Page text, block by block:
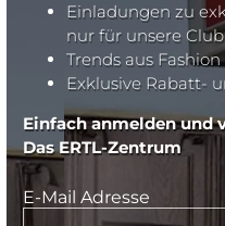
Einladungen zu
nur für unsere
Trends aus
Exklusive Rabatt-
Einfach anmelden und
Das ERTL-Zentrum
E-Mail Adresse